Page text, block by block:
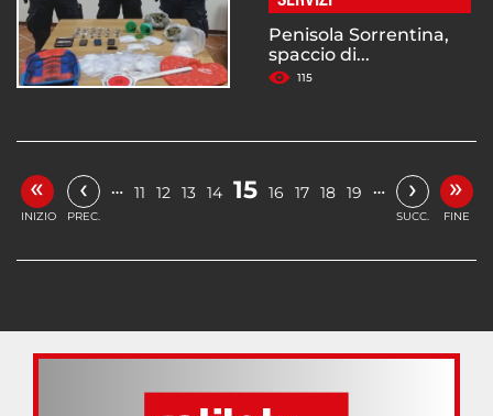
Penisola Sorrentina,
spaccio di...
115
«
INIZIO
‹
PREC.
… 11 12 13 14 15 16 17 18 19 … ›
SUCC.
»
FINE